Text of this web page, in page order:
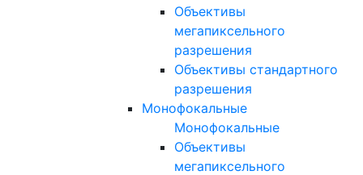
Объективы
мегапиксельного
разрешения
Объективы стандартного
разрешения
Монофокальные
Монофокальные
Объективы
мегапиксельного